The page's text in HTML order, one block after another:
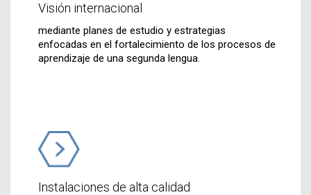
Visión internacional
mediante planes de estudio y estrategias
enfocadas en el fortalecimiento de los procesos de
aprendizaje de una segunda lengua.
Instalaciones de alta calidad